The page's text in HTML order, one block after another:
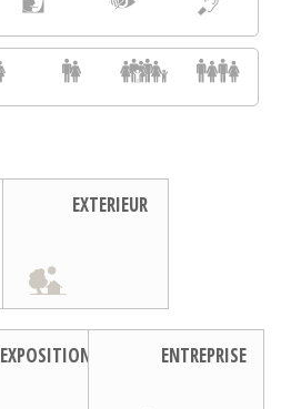
EXTERIEUR
EXPOSITION ENTREPRISE